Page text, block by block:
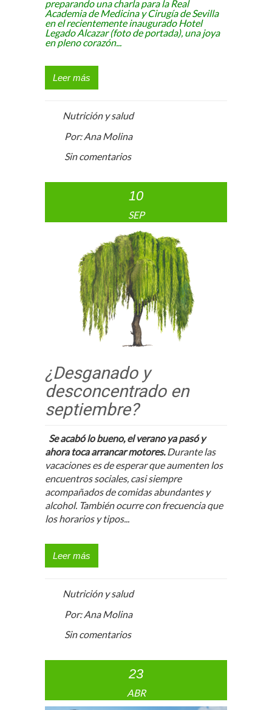
preparando una charla para la Real
Academia de Medicina y Cirugía de Sevilla
en el recientemente inaugurado Hotel
Legado Alcazar (foto de portada), una joya
en pleno corazón...
Leer más
Nutrición y salud
Por: Ana Molina
Sin comentarios
10
SEP
¿Desganado y
desconcentrado en
septiembre?
Se acabó lo bueno, el verano ya pasó y
ahora toca arrancar motores.Durante las
vacaciones es de esperar que aumenten los
encuentros sociales, casi siempre
acompañados de comidas abundantes y
alcohol. También ocurre con frecuencia que
los horarios y tipos...
Leer más
Nutrición y salud
Por: Ana Molina
Sin comentarios
23
ABR